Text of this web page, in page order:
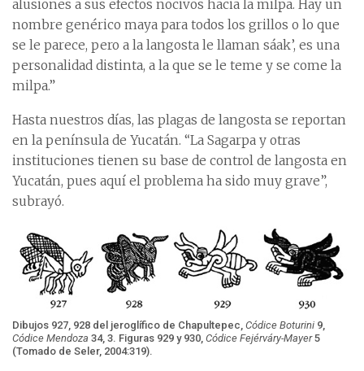
alusiones a sus efectos nocivos hacia la milpa. Hay un
nombre genérico maya para todos los grillos o lo que
se le parece, pero a la langosta le llaman sáak’, es una
personalidad distinta, a la que se le teme y se come la
milpa.”
Hasta nuestros días, las plagas de langosta se reportan
en la península de Yucatán. “La Sagarpa y otras
instituciones tienen su base de control de langosta en
Yucatán, pues aquí el problema ha sido muy grave”,
subrayó.
Dibujos 927, 928 del jeroglífico de Chapultepec, Códice Boturini 9,
Códice Mendoza 34, 3. Figuras 929 y 930, Códice Fejérváry-Mayer5
(Tomado de Seler, 2004:319).